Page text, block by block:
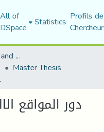
All of
DSpace Statistics Profils
Faculty of Humanities and Social Sciences
Master Thesis
دور
دور المواقع